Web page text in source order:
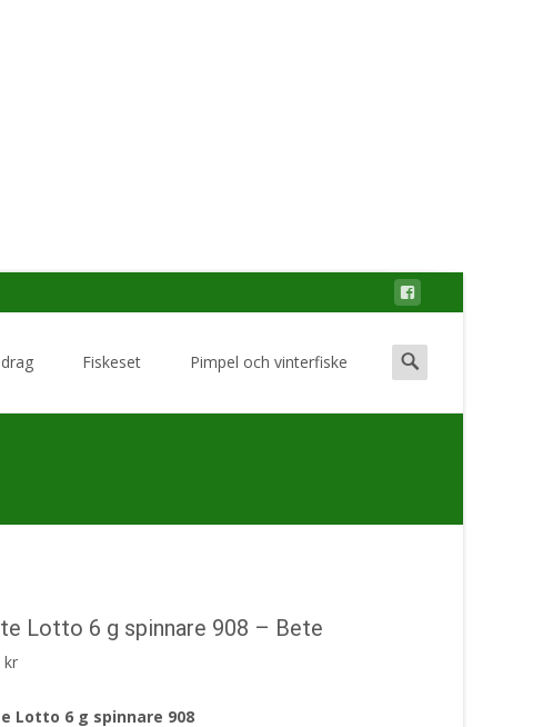
Fiskeset Pimpel och vinterfiske
Search
for:
Lotto 6 g spinnare 908 – Bete
kr
Lotto 6 g spinnare 908